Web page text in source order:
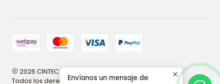
2026 CINTEC | Innovación y tecnología en higiene.
Todos los derechos reservados.Desarrollado por
Envíanos un mensaje de